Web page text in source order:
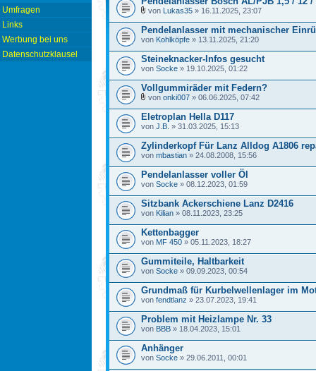
Umfragen
Links
Werbung bei uns
Datenschutzklausel
von Lukas35 » 16.11.2025, 23:07
Pendelanlasser mit mechanischer
von Kohlköpfe » 13.11.2025, 21:20
Steineknacker-Infos gesucht
von Socke » 19.10.2025, 01:22
Vollgummiräder mit Federn?
von onki007 » 06.06.2025, 07:42
Eletroplan Hella D117
von J.B. » 31.03.2025, 15:13
Zylinderkopf Für Lanz Alldog A1806
von mbastian » 24.08.2008, 15:56
Pendelanlasser voller Öl
von Socke » 08.12.2023, 01:59
Sitzbank Ackerschiene Lanz D2416
von Kilian » 08.11.2023, 23:25
Kettenbagger
von MF 450 » 05.11.2023, 18:27
Gummiteile, Haltbarkeit
von Socke » 09.09.2023, 00:54
Grundmaß für Kurbelwellenlager im
von fendtlanz » 23.07.2023, 19:41
Problem mit Heizlampe Nr. 33
von BBB » 18.04.2023, 15:01
Anhänger
von Socke » 29.06.2011, 00:01